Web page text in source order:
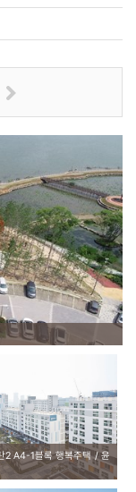
2 A4-1블록 행복주택
윤